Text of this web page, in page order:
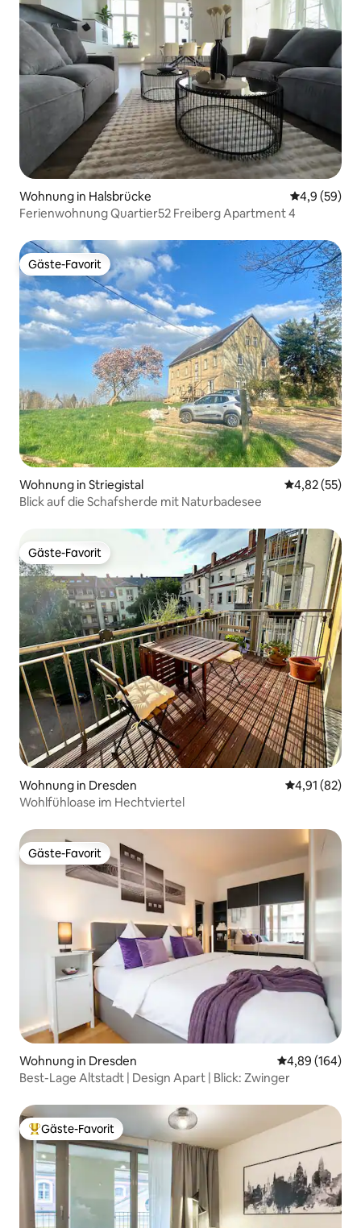
Wohnung in Halsbrücke
4,9 (59)
Ferienwohnung Quartier52 Freiberg Apartment 4
Gäste-Favorit
Gäste-Favorit
Wohnung in Striegistal
4,82 (55)
Blick auf die Schafsherde mit Naturbadesee
Gäste-Favorit
Gäste-Favorit
Wohnung in Dresden
4,91 (82)
Wohlfühloase im Hechtviertel
Gäste-Favorit
Gäste-Favorit
Wohnung in Dresden
4,89 (164)
Best-Lage Altstadt | Design Apart | Blick: Zwinger
Beliebter Gäste-Favorit.
Gäste-Favorit